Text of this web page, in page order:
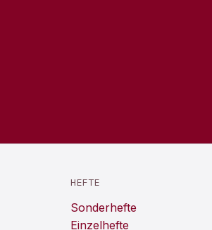
HEFTE
Sonderhefte
Einzelhefte